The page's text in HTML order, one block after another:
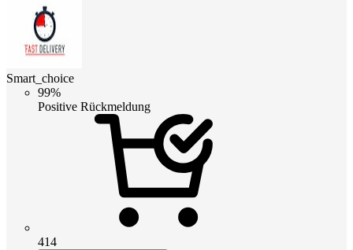
Smart_choice
99%
Positive Rückmeldung
414